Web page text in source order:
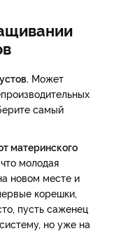
Может
самый
материнского
молодая
новом месте и
корешки,
пусть саженец
но уже на